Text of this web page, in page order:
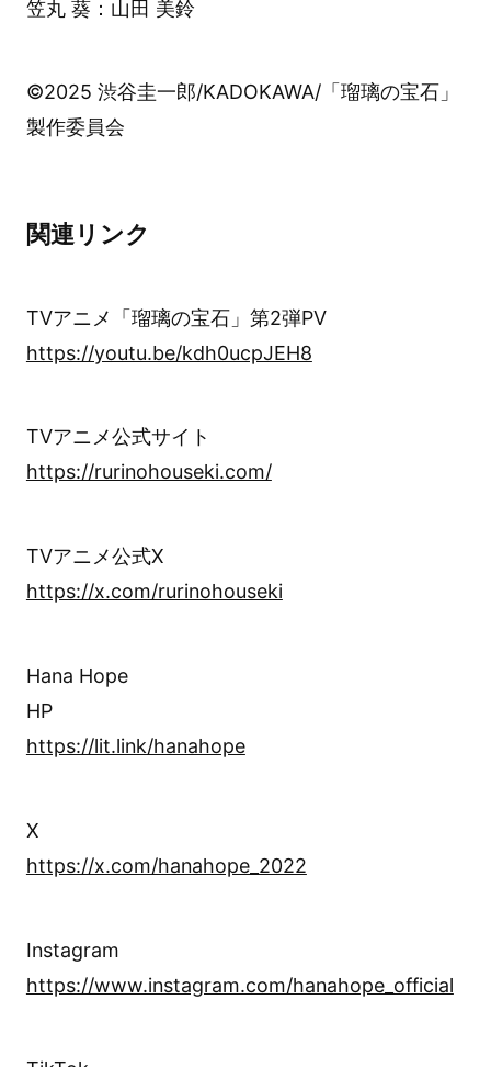
笠丸 葵：山田 美鈴
©2025 渋谷圭一郎/KADOKAWA/「瑠璃の宝石」
製作委員会
関連リンク
TVアニメ「瑠璃の宝石」第2弾PV
https://youtu.be/kdh0ucpJEH8
TVアニメ公式サイト
https://rurinohouseki.com/
TVアニメ公式X
https://x.com/rurinohouseki
Hana Hope
HP
https://lit.link/hanahope
X
https://x.com/hanahope_2022
Instagram
https://www.instagram.com/hanahope_official